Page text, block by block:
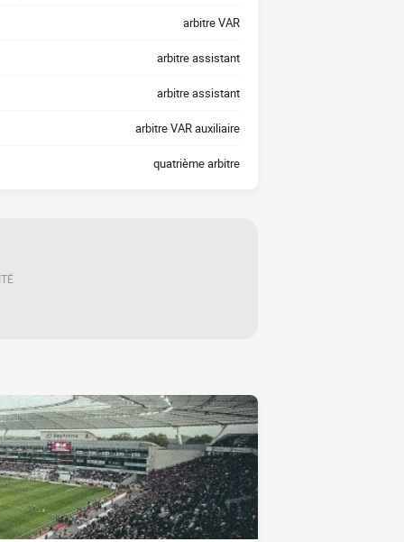
arbitre VAR
arbitre assistant
arbitre assistant
arbitre VAR auxiliaire
quatrième arbitre